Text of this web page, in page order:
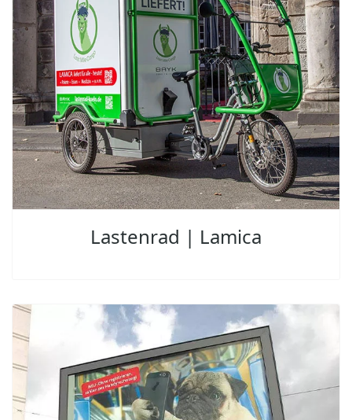
Lastenrad | Lamica